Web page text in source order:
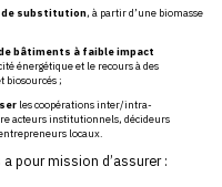
de substitution, à partir d’une biomasse
bâtiments à faible impact
énergétique et le recours à des
biosourcés ;
les coopérations inter/intra-
acteurs institutionnels, décideurs
locaux.
pour mission d’assurer :